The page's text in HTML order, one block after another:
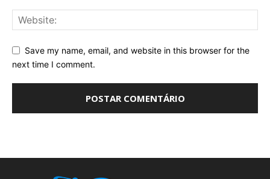
Save my name, email, and website in this browser for the
next time I comment.